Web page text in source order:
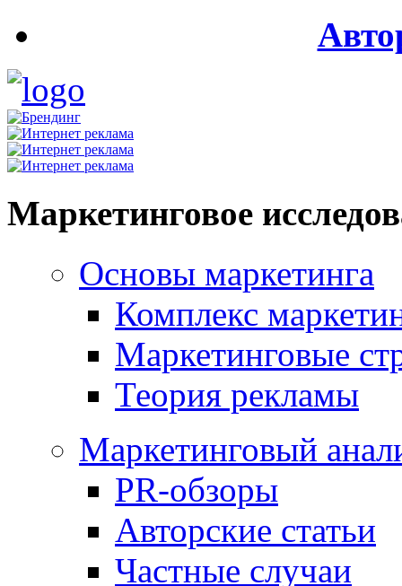
Маркетинговое
Основы маркетинга
Комплекс
Маркетинговые
Теория рекламы
Маркетинговый
PR-обзоры
Авторские статьи
Частные случаи